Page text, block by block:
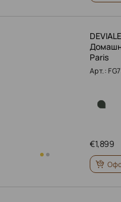
Paris
Арт.:
1,899
€